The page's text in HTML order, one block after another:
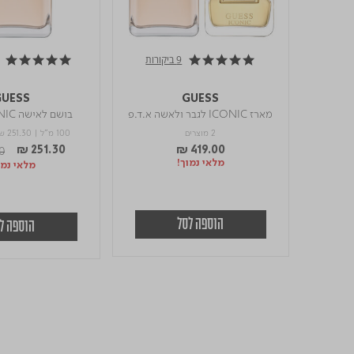
4.9 star rating 9 ביקורות
GUESS
מארז ICONIC לגבר ולאשה א.ד.פ
2 מוצרים
₪ 419.00
מלאי נמוך!
הוספה לסל
4.9 star rating
בושם לאישה ICONIC א.ד.פ
100 מ"ל 251.30
₪ 251.30
from
to
מלאי
הוספה